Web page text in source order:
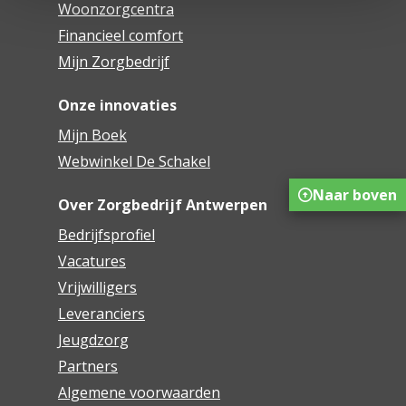
Woonzorgcentra
Financieel comfort
Mijn Zorgbedrijf
Onze innovaties
Mijn Boek
Webwinkel De Schakel
Over Zorgbedrijf Antwerpen
Bedrijfsprofiel
Vacatures
Vrijwilligers
Leveranciers
Jeugdzorg
Partners
Algemene voorwaarden
Naar boven